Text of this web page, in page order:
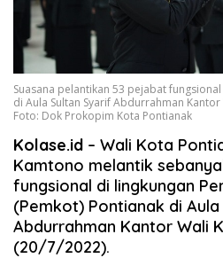
Suasana pelantikan 53 pejabat
di Aula Sultan Syarif Abdurrahman
Foto: Dok Prokopim Kota Pontianak
Kolase.id – Wali Kota
Kamtono melantik
fungsional di lingkungan
(Pemkot) Pontianak di
Abdurrahman Kantor Wali
(20/7/2022).